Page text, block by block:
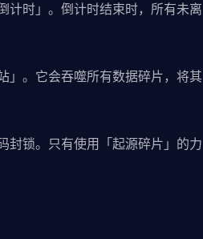
计时」。倒计时结束时，所有未离
」。它会吞噬所有数据碎片，将其
封锁。只有使用「起源碎片」的力